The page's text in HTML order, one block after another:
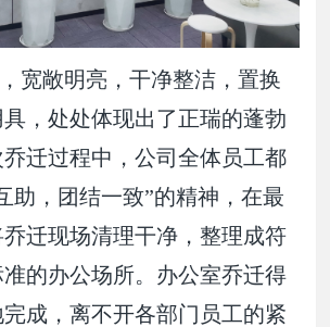
宽敞明亮，干净整洁，置换
，处处体现出了正瑞的蓬勃
迁过程中，公司全体员工都
助，团结一致”的精神，在最
迁现场清理干净，整理成符
的办公场所。办公室乔迁得
成，离不开各部门员工的紧